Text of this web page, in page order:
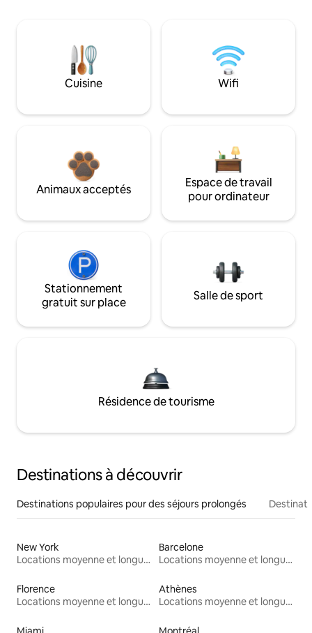
Cuisine Wifi
Animaux acceptés
Espace de travail
pour ordinateur
Stationnement
gratuit sur place
Salle de sport
Résidence de tourisme
Destinations à découvrir
Destinations populaires pour des séjours prolongés
New York
Locations moyenne et longue durée
Barcelone
Locations moyenne et longue durée
Florence
Locations moyenne et longue durée
Athènes
Locations moyenne et longue durée